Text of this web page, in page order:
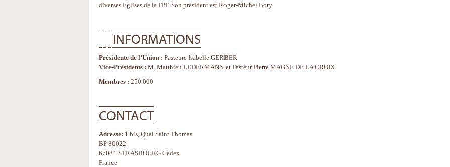
diverses Eglises de la FPF. Son président est Roger-Michel Bory.
INFORMATIONS
Présidente de l’Union : Pasteure Isabelle GERBER
Vice-Présidents : M. Matthieu LEDERMANN et Pasteur Pierre MAGNE DE LA CROIX
Membres : 250 000
CONTACT
Adresse: 1 bis, Quai Saint Thomas
BP 80022
67081 STRASBOURG Cedex
France